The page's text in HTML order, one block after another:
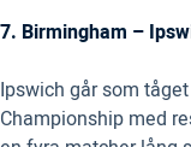
7. Birmingham –
Ipswich går som
Championship med